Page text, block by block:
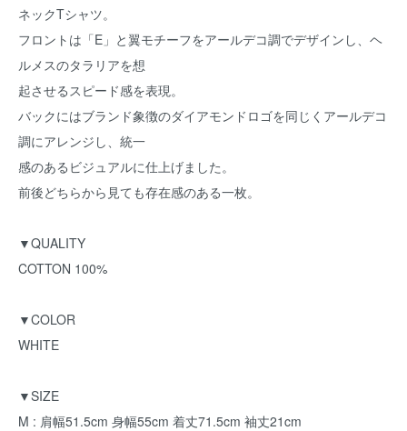
ネックTシャツ。
フロントは「E」と翼モチーフをアールデコ調でデザインし、ヘ
ルメスのタラリアを想
起させるスピード感を表現。
バックにはブランド象徴のダイアモンドロゴを同じくアールデコ
調にアレンジし、統一
感のあるビジュアルに仕上げました。
前後どちらから見ても存在感のある一枚。
▼QUALITY
COTTON 100%
▼COLOR
WHITE
▼SIZE
M : 肩幅51.5cm 身幅55cm 着丈71.5cm 袖丈21cm